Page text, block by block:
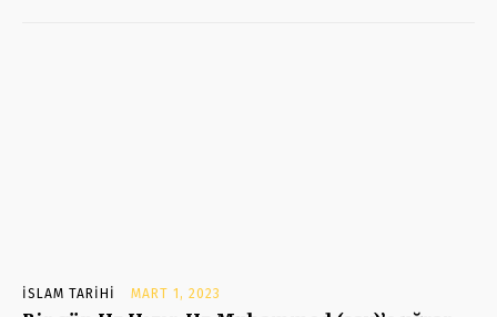
İSLAM TARIHI MART 1, 2023